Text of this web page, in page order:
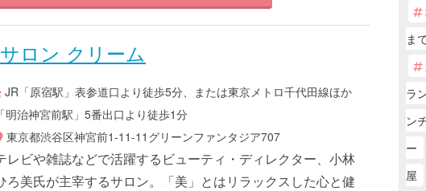
ロン クリーム
JR「原宿駅」表参道口より徒歩5分、または東京メトロ千代田線ほか
「明治神宮前駅」5番出口より徒歩1分
東京都渋谷区神宮前1-11-11グリーンファンタジア707
レビや雑誌などで活躍するビューティ・ディレクター、小林
ろ美氏が主宰するサロン。「美」とはリラックスした心と健
ま
ラ
ン
ー
屋